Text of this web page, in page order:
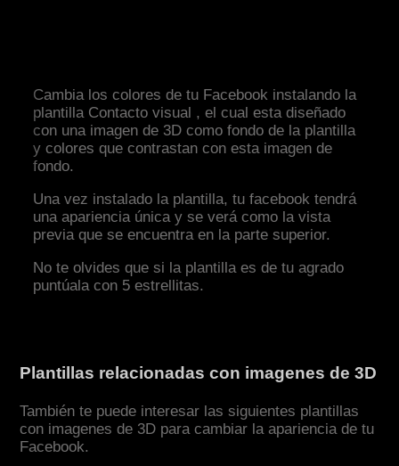
Cambia los colores de tu Facebook instalando la
plantilla Contacto visual , el cual esta diseñado
con una imagen de 3D como fondo de la plantilla
y colores que contrastan con esta imagen de
fondo.
Una vez instalado la plantilla, tu facebook tendrá
una apariencia única y se verá como la vista
previa que se encuentra en la parte superior.
No te olvides que si la plantilla es de tu agrado
puntúala con 5 estrellitas.
Plantillas relacionadas con imagenes de 3D
También te puede interesar las siguientes plantillas
con imagenes de 3D para cambiar la apariencia de tu
Facebook.